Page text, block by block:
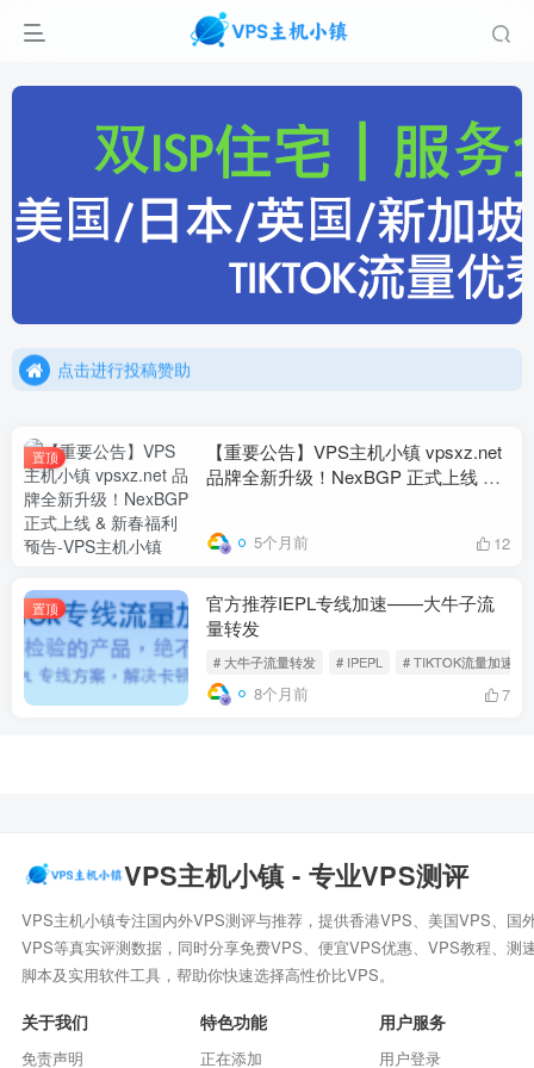
点击加入官方TG频道/聊天群
点击进行投稿赞助
置顶
【重要公告】VPS主机小镇 vpsxz.net
品牌全新升级！NexBGP 正式上线 &
5个月前 12
置顶
官方推荐IEPL专线加速——大牛子流
量转发
# 大牛子流量转发 # IPEPL # TIKTOK流量加速
8个月前 7
VPS主机小镇 - 专业VPS测评
VPS主机小镇专注国内外VPS测评与推荐，提供香港VPS、美国VPS、国
VPS等真实评测数据，同时分享免费VPS、便宜VPS优惠、VPS教程、测
脚本及实用软件工具，帮助你快速选择高性价比VPS。
关于我们
免责声明
特色功能
正在添加
用户服务
用户登录